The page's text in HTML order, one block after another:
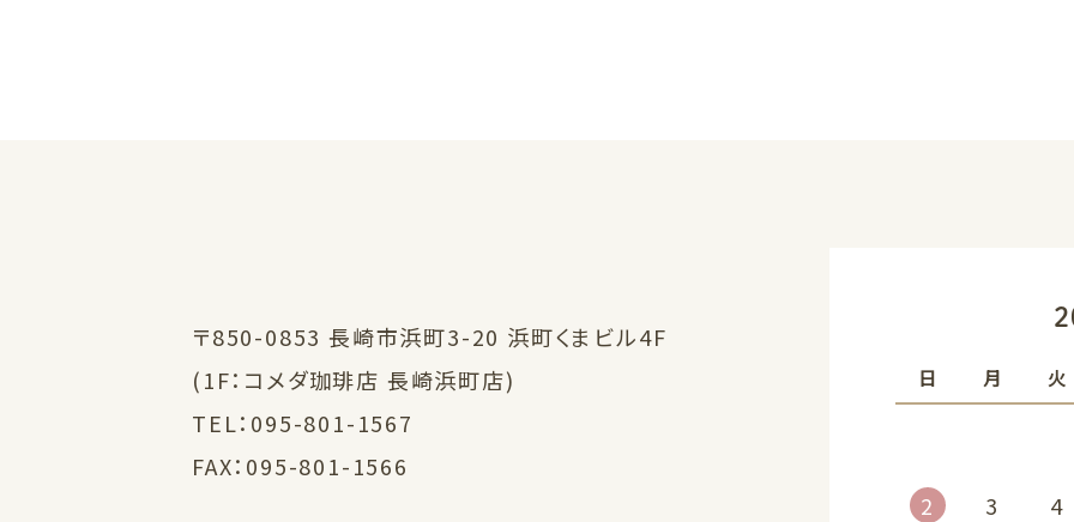
〒850-0853 長崎市浜町3-20 浜町くまビル4F
(1F：コメダ珈琲店 長崎浜町店)
TEL： 095-801-1567
FAX：095-801-1566
日 月 火
2 3 4